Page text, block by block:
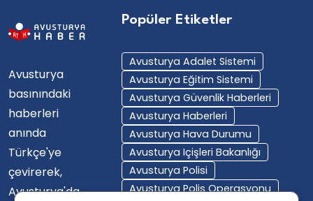
Avusturya
basınındaki
haberleri
anında
Türkçe'ye
çevirerek,
Avusturya'da
Popüler Etiketler
Avusturya Adalet Sistemi
Avusturya Eğitim Sistemi
Avusturya Güvenlik Haberleri
Avusturya Haberleri
Avusturya Hava Durumu
Avusturya Içişleri Bakanlığı
Avusturya Polisi
Avusturya Polis Operasyonu